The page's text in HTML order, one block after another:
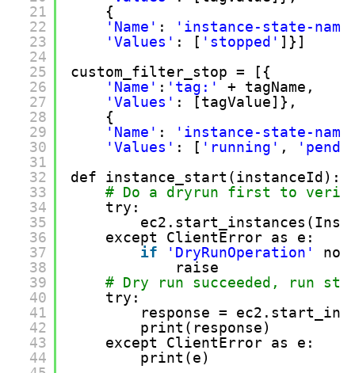
21
22
23
24
25
26
27
28
29
30
31
32
33
34
35
36
37
38
39
40
41
42
43
44
{
'Name' :
'instance-state-
'Values' : [ 'stopped' ]}]
custom_filter_stop = [{
'Name' : 'tag:'
+ tagName,
'Values' : [tagValue]},
{
'Name' :
'instance-state-
'Values' : [ 'running' ,
def instance_start(instanceId):
# Do a dryrun first to verify
try:
except ClientError as e:
if
'DryRunOperation'
raise
# Dry run succeeded, run
try:
response =
print(response)
except ClientError as e:
print(e)